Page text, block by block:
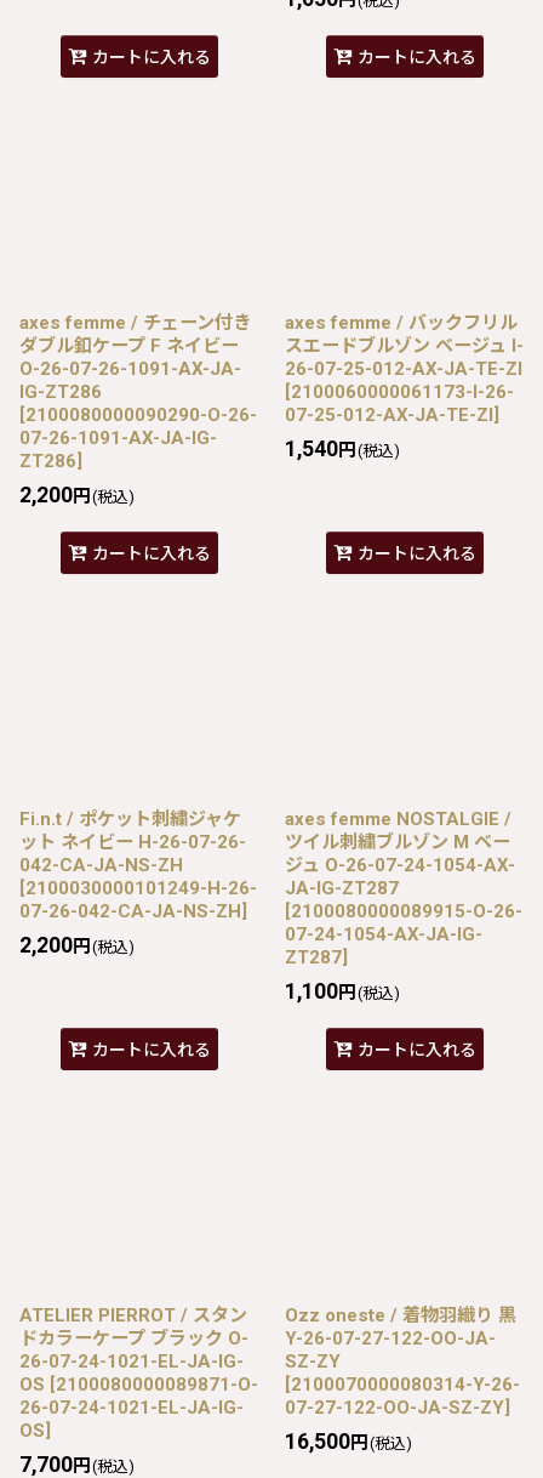
カートに入れる カートに入れる
axes femme / チェーン付き
ダブル釦ケープ F ネイビー
O-26-07-26-1091-AX-JA-
IG-ZT286
[2100080000090290-O-26-
07-26-1091-AX-JA-IG-
ZT286]
2,200円 (税込)
カートに入れる
axes femme / バックフリル
スエードブルゾン ベージュ I-
26-07-25-012-AX-JA-TE-ZI
[2100060000061173-I-26-
07-25-012-AX-JA-TE-ZI]
1,540円 (税込)
カートに入れる
Fi.n.t / ポケット刺繍ジャケ
ット ネイビー H-26-07-26-
042-CA-JA-NS-ZH
[2100030000101249-H-26-
07-26-042-CA-JA-NS-ZH]
2,200円 (税込)
カートに入れる
axes femme NOSTALGIE /
ツイル刺繍ブルゾン M ベー
ジュ O-26-07-24-1054-AX-
JA-IG-ZT287
[2100080000089915-O-26-
07-24-1054-AX-JA-IG-
ZT287]
1,100円 (税込)
カートに入れる
ATELIER PIERROT / スタン
ドカラーケープ ブラック O-
26-07-24-1021-EL-JA-IG-
OS [2100080000089871-O-
26-07-24-1021-EL-JA-IG-
OS]
7,700円 (税込)
Ozz oneste / 着物羽織り 黒
Y-26-07-27-122-OO-JA-
SZ-ZY
[2100070000080314-Y-26-
07-27-122-OO-JA-SZ-ZY]
16,500円 (税込)